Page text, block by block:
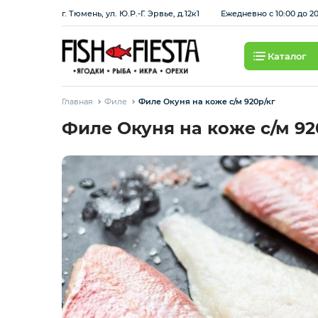
г. Тюмень, ул. Ю.Р.-Г. Эрвье, д.12к1 Ежедневно с 10:00 до
Каталог
Хит продаж
Охлажденная рыба
Березовские полуфабрикаты
Рыба красная с/м
Рыба белая с/м
Главная Филе Филе Окуня на коже с/м 920р/кг
Филе Окуня на коже с/м